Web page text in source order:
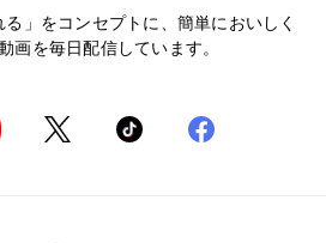
る」をコンセプトに、簡単においしく
画を毎日配信しています。